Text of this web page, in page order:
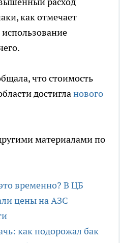
как отмечает
что стоимость
достигланового
материалами по
временно? В ЦБ
цены на АЗС
как подорожал бак